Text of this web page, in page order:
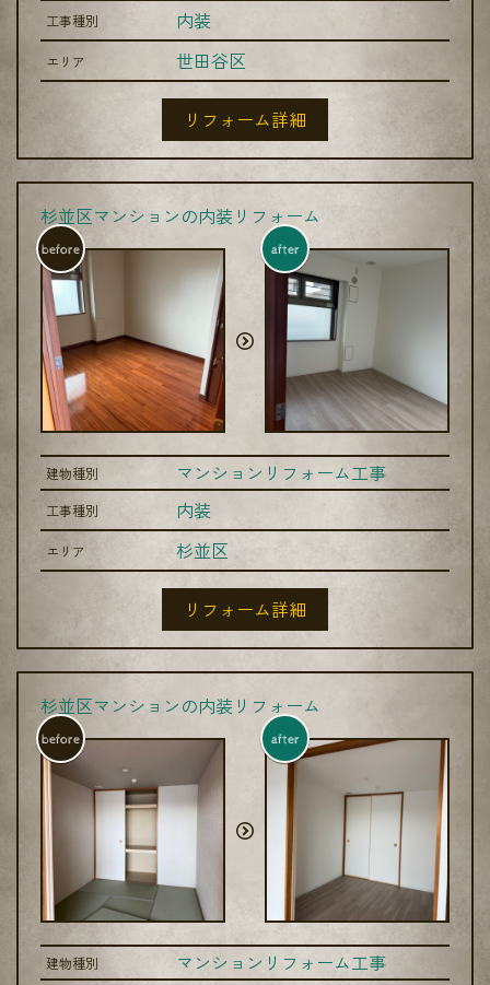
工事種別 内装
エリア 世田谷区
リフォーム詳細
杉並区マンションの内装リフォーム
before after
建物種別 マンションリフォーム工事
工事種別 内装
エリア 杉並区
リフォーム詳細
杉並区マンションの内装リフォーム
before after
建物種別 マンションリフォーム工事